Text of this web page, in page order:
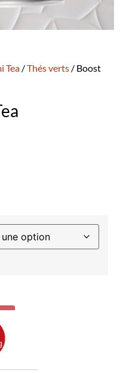
Tea /Thés verts / Boost